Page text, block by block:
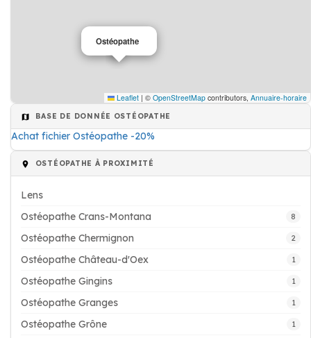
Ostéopathe
Leaflet | © OpenStreetMap contributors, Annuaire-horaire
BASE DE DONNÉE OSTÉOPATHE
Achat fichier Ostéopathe -20%
OSTÉOPATHE À PROXIMITÉ
Lens
Ostéopathe Crans-Montana
8
Ostéopathe Chermignon 2
Ostéopathe Château-d'Oex 1
Ostéopathe Gingins 1
Ostéopathe Granges 1
Ostéopathe Grône 1